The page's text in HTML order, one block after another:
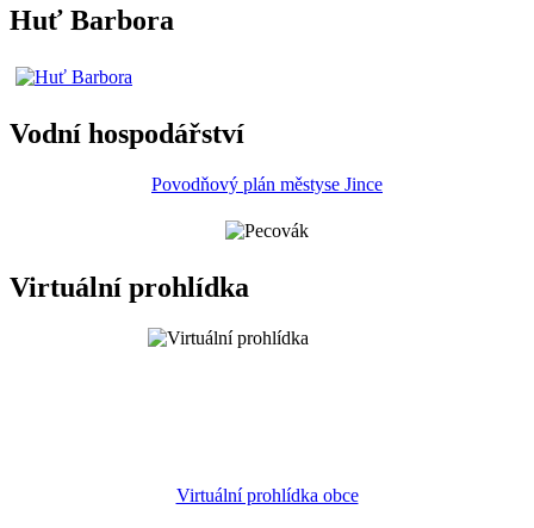
Huť Barbora
Vodní hospodářství
Povodňový plán městyse Jince
Virtuální prohlídka
Virtuální prohlídka obce